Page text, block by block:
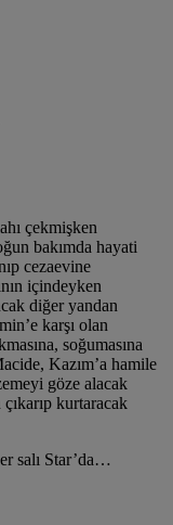
çekmişken
bakımda hayati
cezaevine
içindeyken
diğer yandan
karşı olan
soğumasına
Kazım’a hamile
göze alacak
kurtaracak
salı Star’da…